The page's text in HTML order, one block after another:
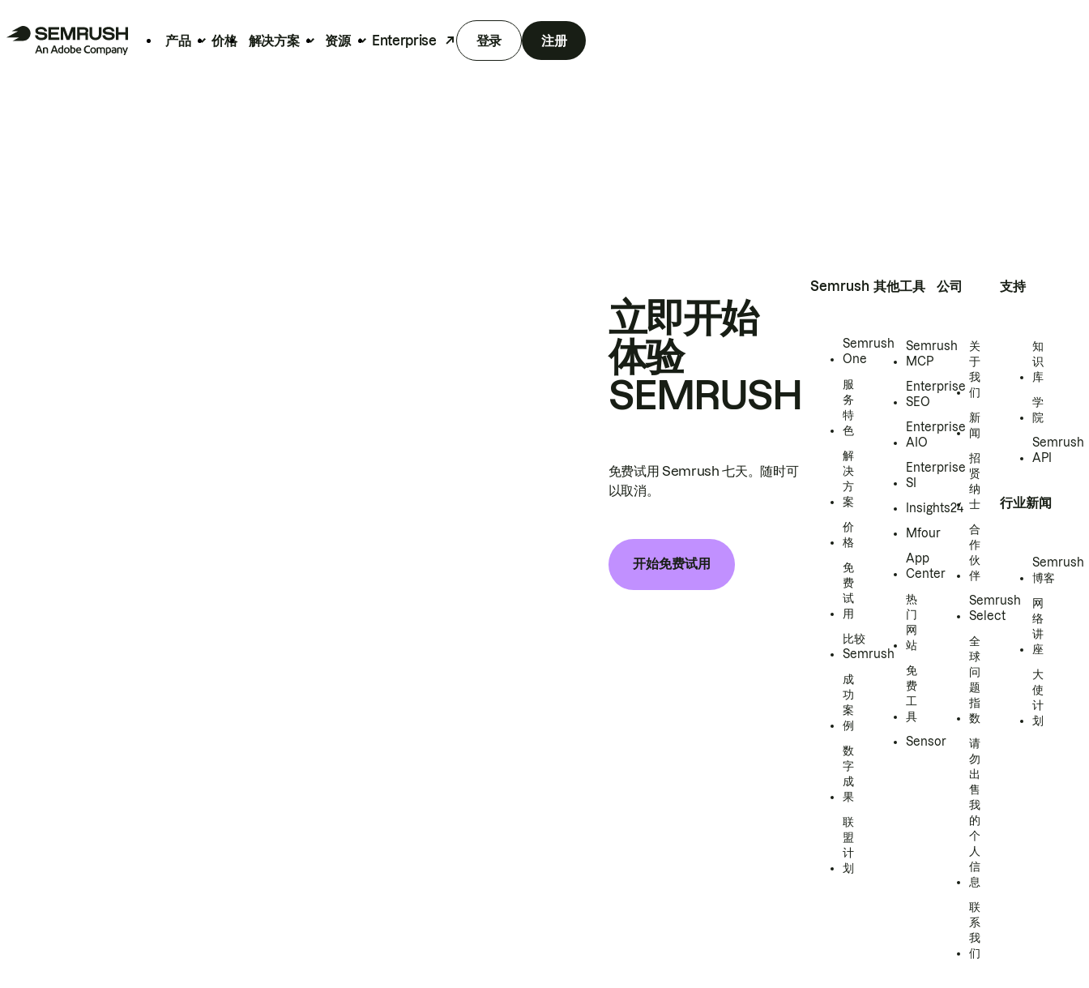
产品 价格 解决方案 资源 Enterprise 登录 注册
立即开始
体验
SEMRUSH
免费试用 Semrush 七天。随时可
以取消。
开始免费试用
Semrush
Semrush
One
服
务
特
色
解
决
方
案
价
格
免
费
试
用
比较
Semrush
成
功
案
例
数
字
成
果
联
盟
计
划
其他工具
Semrush
MCP
Enterprise
SEO
Enterprise
AIO
Enterprise
SI
Insights24
Mfour
App
Center
热
门
网
站
免
费
工
具
Sensor
公司
关
于
我
们
新
闻
招
贤
纳
士
合
作
伙
伴
Semrush
Select
全
球
问
题
指
数
请
勿
出
售
我
的
个
人
信
息
联
系
我
们
支持
知
识
库
学
院
Semrush
API
行业新闻
Semrush
博客
网
络
讲
座
大
使
计
划